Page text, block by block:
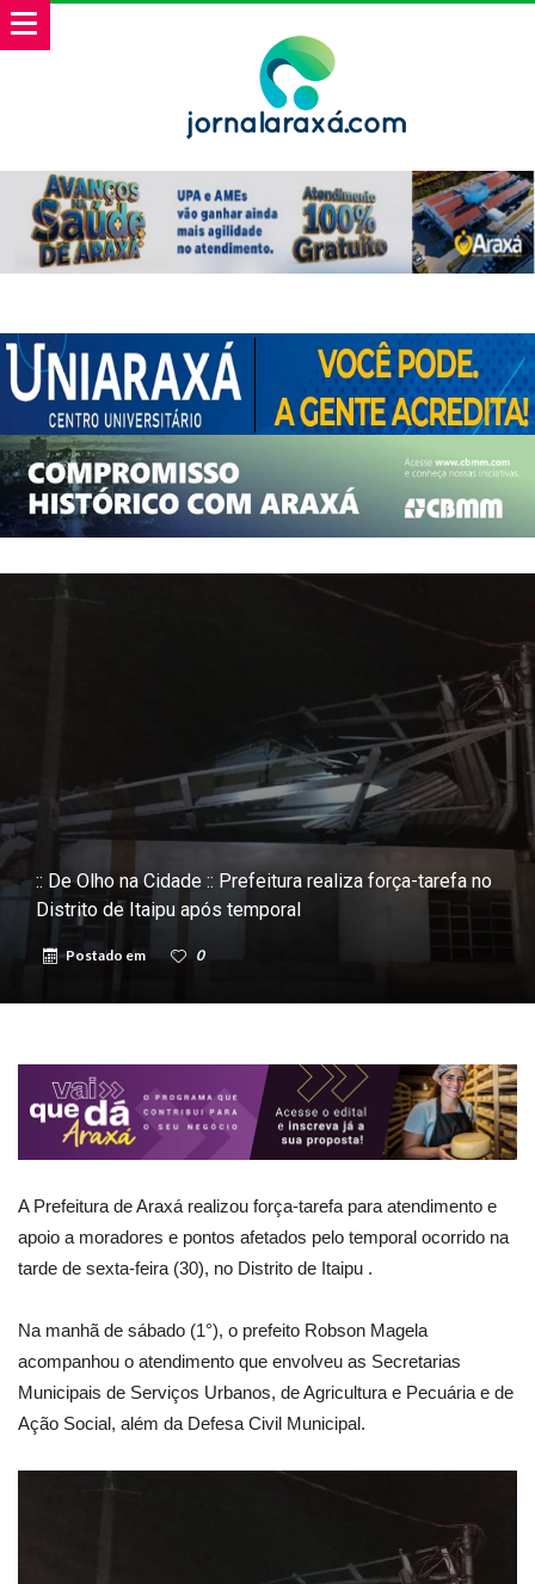
:: De Olho na Cidade :: Prefeitura realiza força-tarefa no
Distrito de Itaipu após temporal
Postado em 0
A Prefeitura de Araxá realizou força-tarefa para atendimento e
apoio a moradores e pontos afetados pelo temporal ocorrido na
tarde de sexta-feira (30), no Distrito de Itaipu .
Na manhã de sábado (1°), o prefeito Robson Magela
acompanhou o atendimento que envolveu as Secretarias
Municipais de Serviços Urbanos, de Agricultura e Pecuária e de
Ação Social, além da Defesa Civil Municipal.